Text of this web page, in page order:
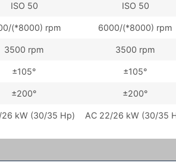
ISO 50 ISO 50
(*8000) rpm 6000/(*8000) rpm
3500 rpm 3500 rpm
±105° ±105°
±200° ±200°
26 kW (30/35 Hp) AC 22/26 kW (30/35